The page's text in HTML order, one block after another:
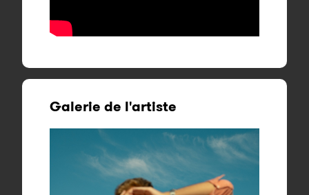
Galerie de l'artiste